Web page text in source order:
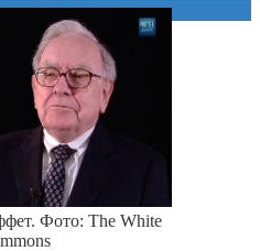
Фото: The White